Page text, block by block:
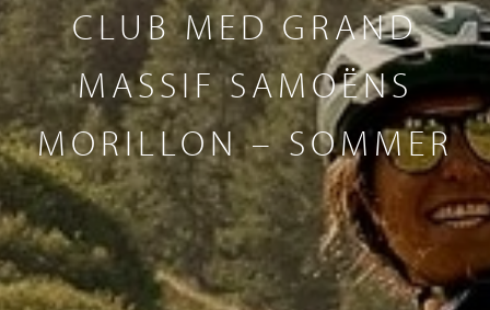
CLUB MED GRAND
MASSIF SAMOËNS
MORILLON – SOMMER